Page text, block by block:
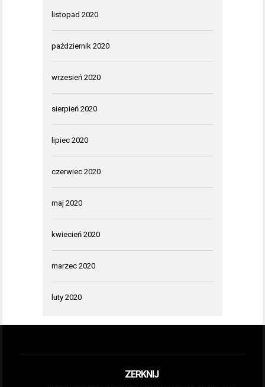
listopad 2020
październik 2020
wrzesień 2020
sierpień 2020
lipiec 2020
czerwiec 2020
maj 2020
kwiecień 2020
marzec 2020
luty 2020
ZERKNIJ